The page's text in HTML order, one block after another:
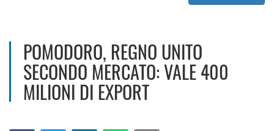
POMODORO, REGNO UNITO
SECONDO MERCATO: VALE 400
MILIONI DI EXPORT